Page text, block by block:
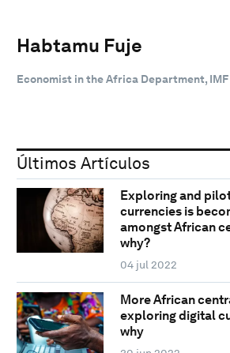
Habtamu Fuje
Economist in the Africa Department, IMF
Últimos Artículos
Exploring and
currencies is
amongst African
why?
04 jul 2022
More African
exploring digital
why